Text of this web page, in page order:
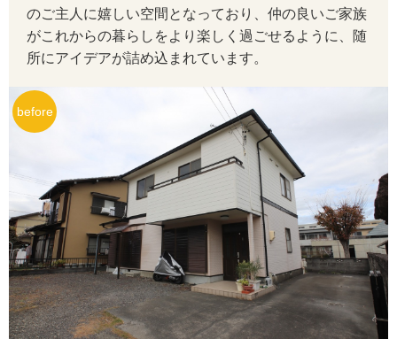
のご主人に嬉しい空間となっており、仲の良いご家族
がこれからの暮らしをより楽しく過ごせるように、随
所にアイデアが詰め込まれています。